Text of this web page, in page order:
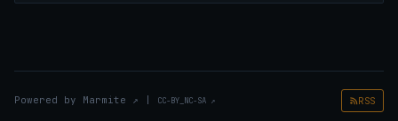
Powered by Marmite ↗ CC-BY_NC-SA ↗ RSS